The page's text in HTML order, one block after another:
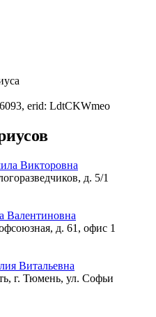
erid: LdtCKWmeo
Викторовна
д. 5/1
Валентиновна
д. 61, офис 1
Витальевна
г. Тюмень, ул. Софьи